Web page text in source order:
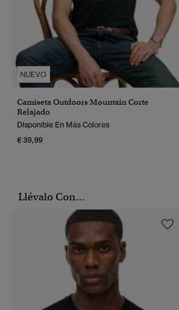
NUEVO
Camiseta Outdoors Mountain Corte
Relajado
Disponible En Más Colores
€ 39,99
Llévalo Con...